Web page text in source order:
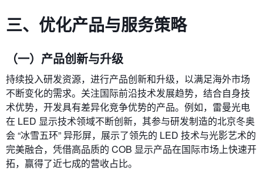
三、优化产品与服务策略
（一）产品创新与升级
持续投入研发资源，进行产品创新和升级，以满足海外市场
不断变化的需求。关注国际前沿技术发展趋势，结合自身技
术优势，开发具有差异化竞争优势的产品。例如，雷曼光电
在 LED 显示技术领域不断创新，其参与研发制造的北京冬奥
会 “冰雪五环” 异形屏，展示了领先的 LED 技术与光影艺术的
完美融合，凭借高品质的 COB 显示产品在国际市场上快速开
拓，赢得了近七成的营收占比。